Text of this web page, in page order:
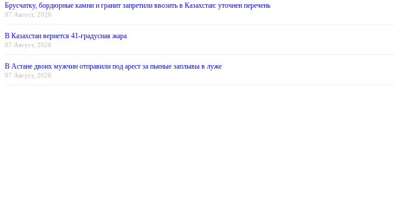
Брусчатку, бордюрные камни и гранит запретили ввозить в Казахстан: уточнен перечень
07 Август, 2026
В Казахстан вернется 41-градусная жара
07 Август, 2026
В Астане двоих мужчин отправили под арест за пьяные заплывы в луже
07 Август, 2026